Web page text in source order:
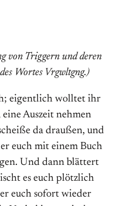
von Triggern und deren
Wortes Vrgwltgng.)
eigentlich wolltet ihr
Auszeit nehmen
da draußen, und
euch mit einem Buch
Und dann blättert
es euch plötzlich
euch sofort wieder